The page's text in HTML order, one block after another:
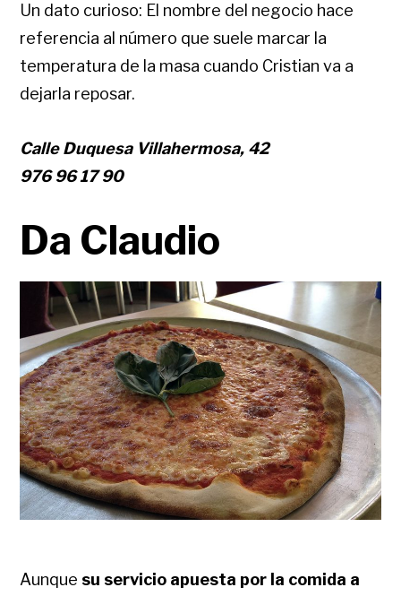
Un dato curioso: El nombre del negocio hace
referencia al número que suele marcar la
temperatura de la masa cuando Cristian va a
dejarla reposar.
Calle Duquesa Villahermosa, 42
976 96 17 90
Da Claudio
Aunque su servicio apuesta por la comida a